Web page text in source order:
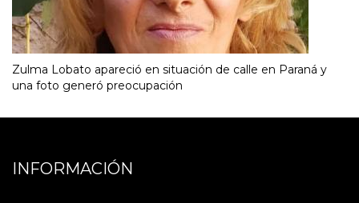
Zulma Lobato apareció en situación de calle en Paraná y
una foto generó preocupación
INFORMACIÓN